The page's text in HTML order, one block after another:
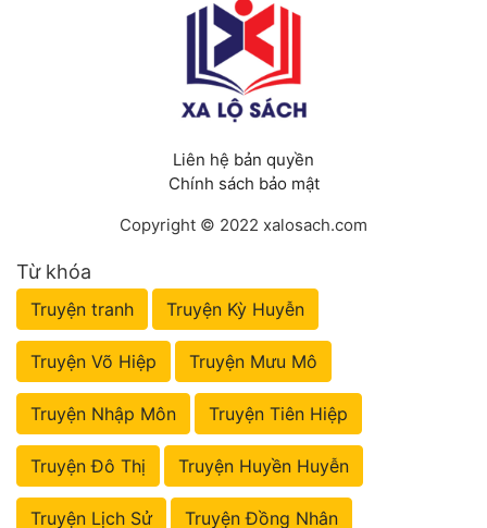
Liên hệ bản quyền
Chính sách bảo mật
Copyright © 2022 xalosach.com
Từ khóa
Truyện tranh Truyện Kỳ Huyễn
Truyện Võ Hiệp Truyện Mưu Mô
Truyện Nhập Môn Truyện Tiên Hiệp
Truyện Đô Thị Truyện Huyền Huyễn
Truyện Lịch Sử Truyện Đồng Nhân